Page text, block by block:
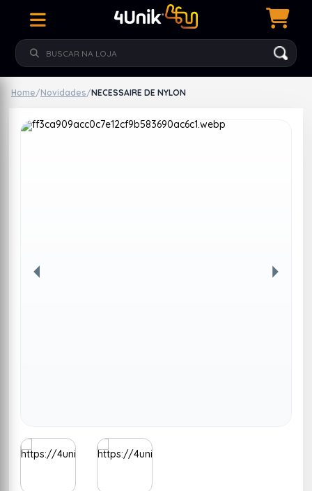
Home/Novidades/NECESSAIRE DE NYLON